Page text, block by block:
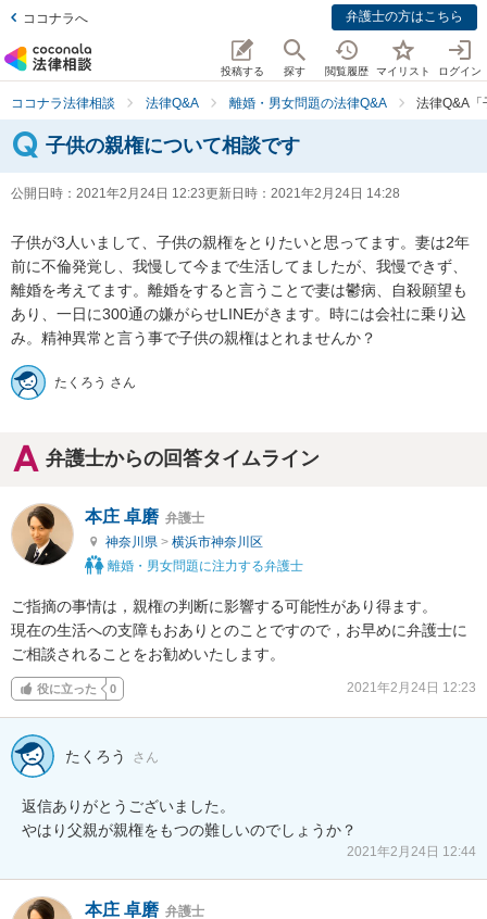
ココナラへ 弁護士の方はこちら
投稿する 探す 閲覧履歴 マイリスト ログイン
ココナラ法律相談 法律Q&A 離婚・男女問題の法律Q&A 法律Q&A「
子供の親権について相談です
公開日時： 2021年2月24日 12:23更新日時： 2021年2月24日 14:28
子供が3人いまして、子供の親権をとりたいと思ってます。妻は2年
前に不倫発覚し、我慢して今まで生活してましたが、我慢できず、
離婚を考えてます。離婚をすると言うことで妻は鬱病、自殺願望も
あり、一日に300通の嫌がらせLINEがきます。時には会社に乗り込
み。精神異常と言う事で子供の親権はとれませんか？
たくろう さん
弁護士からの回答タイムライン
本庄 卓磨 弁護士
神奈川県 > 横浜市神奈川区
離婚・男女問題に注力する弁護士
ご指摘の事情は，親権の判断に影響する可能性があり得ます。
現在の生活への支障もおありとのことですので，お早めに弁護士に
ご相談されることをお勧めいたします。
役に立った 0 2021年2月24日 12:23
たくろう さん
返信ありがとうございました。
やはり父親が親権をもつの難しいのでしょうか？
2021年2月24日 12:44
本庄 卓磨 弁護士